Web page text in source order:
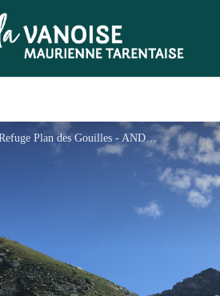
Refuge Plan des Gouilles - ANDRE